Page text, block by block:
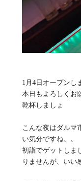
1月4日オープンし
本日もよろしくお
乾杯しましょ
こんな夜はダルマ
い気分ですね。。
初詣でゲットしま
りませんが、いい